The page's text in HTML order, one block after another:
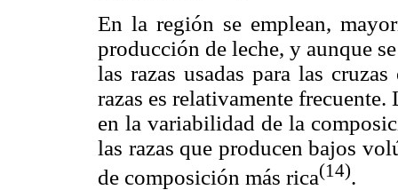
En la región se emplean,
producción de leche, y aunque
las razas usadas para las
razas es relativamente
en la variabilidad de la
las razas que producen bajos
de composición más rica(14).